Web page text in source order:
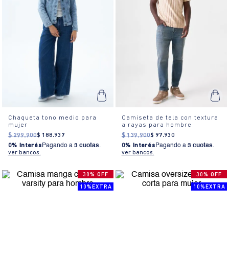
Chaqueta tono medio para
mujer
$ 299.900$ 188.937
0% Interés Pagando a 3 cuotas.
ver bancos.
Camiseta de tela con textura
a rayas para hombre
$ 139.900$ 97.930
0% Interés Pagando a 3 cuotas.
ver bancos.
30% OFF
10%EXTRA
30% OFF
10%EXTRA